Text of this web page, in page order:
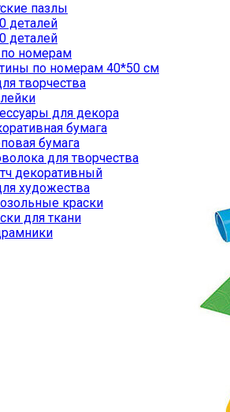
пазлы
деталей
деталей
номерам
по номерам 40*50 см
творчества
для декора
бумага
бумага
для творчества
декоративный
художества
краски
для ткани